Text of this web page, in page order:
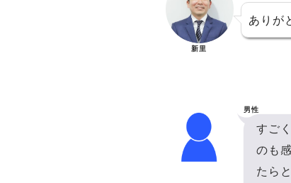
新里
ありが
男性
すご
のも
たら